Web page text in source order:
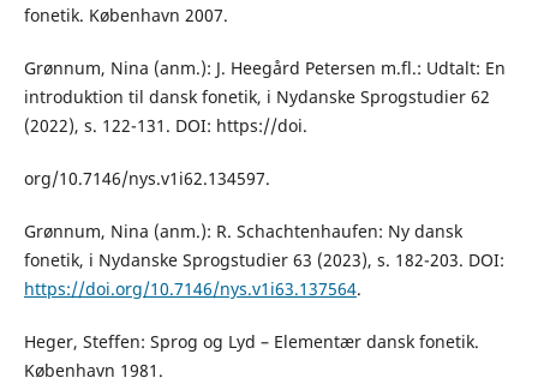
fonetik. København 2007.
Grønnum, Nina (anm.): J. Heegård Petersen m.fl.: Udtalt: En
introduktion til dansk fonetik, i Nydanske Sprogstudier 62
(2022), s. 122-131. DOI: https://doi.
org/10.7146/nys.v1i62.134597.
Grønnum, Nina (anm.): R. Schachtenhaufen: Ny dansk
fonetik, i Nydanske Sprogstudier 63 (2023), s. 182-203. DOI:
https://doi.org/10.7146/nys.v1i63.137564.
Heger, Steffen: Sprog og Lyd – Elementær dansk fonetik.
København 1981.